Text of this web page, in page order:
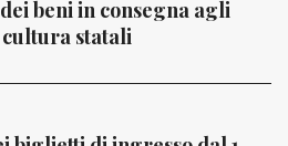
beni in consegna agli
statali